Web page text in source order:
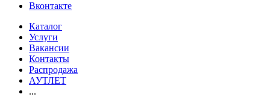
Вконтакте
Каталог
Услуги
Вакансии
Контакты
Распродажа
АУТЛЕТ
...